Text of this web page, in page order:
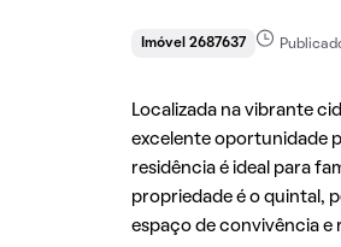
Imóvel 2687637
Localizada na vibrante
excelente oportunidade
residência é ideal para
propriedade é o quintal,
espaço de convivência e